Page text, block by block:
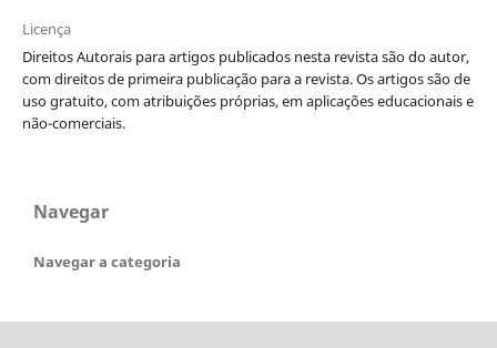
Licença
Direitos Autorais para artigos publicados nesta revista são do autor,
com direitos de primeira publicação para a revista. Os artigos são de
uso gratuito, com atribuições próprias, em aplicações educacionais e
não-comerciais.
Navegar
Navegar a categoria